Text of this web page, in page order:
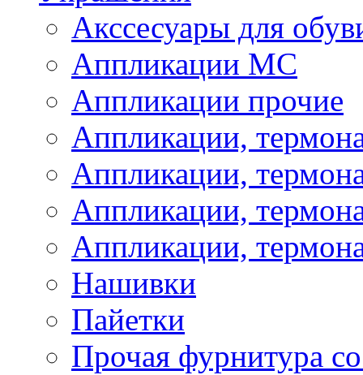
Акссесуары для
Аппликации МС
Аппликации прочие
Аппликации,
Аппликации,
Аппликации,
Аппликации,
Нашивки
Пайетки
Прочая фурнитура